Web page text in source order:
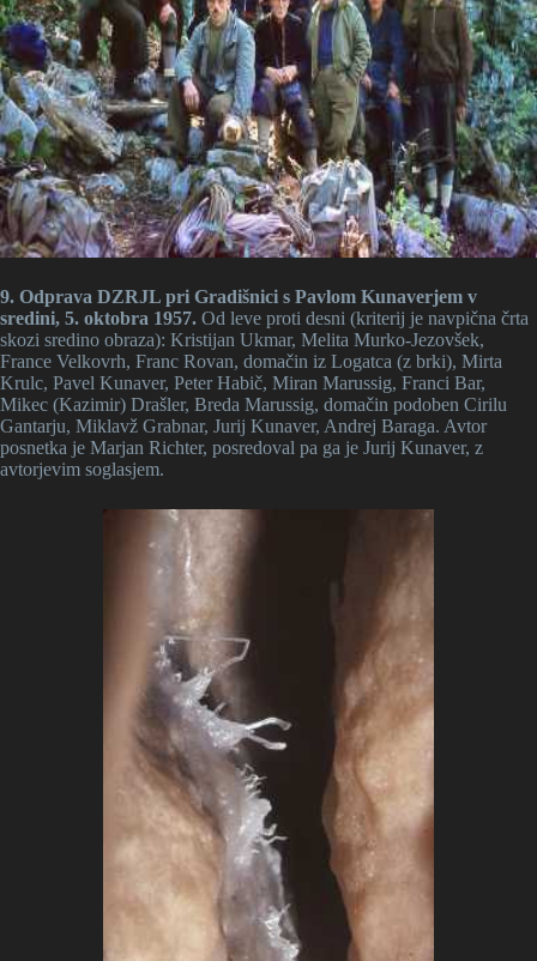
9. Odprava DZRJL pri Gradišnici s Pavlom Kunaverjem v
sredini, 5. oktobra 1957. Od leve proti desni (kriterij je navpična črta
skozi sredino obraza): Kristijan Ukmar, Melita Murko-Jezovšek,
France Velkovrh, Franc Rovan, domačin iz Logatca (z brki), Mirta
Krulc, Pavel Kunaver, Peter Habič, Miran Marussig, Franci Bar,
Mikec (Kazimir) Drašler, Breda Marussig, domačin podoben Cirilu
Gantarju, Miklavž Grabnar, Jurij Kunaver, Andrej Baraga. Avtor
posnetka je Marjan Richter, posredoval pa ga je Jurij Kunaver, z
avtorjevim soglasjem.